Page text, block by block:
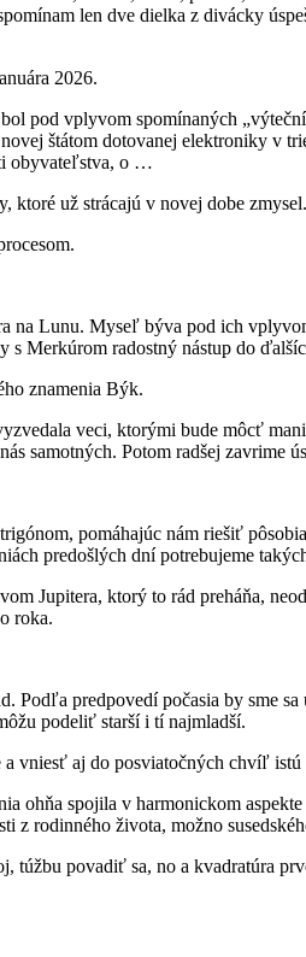
len dve dielka z divácky
2026.
pod vplyvom spomínaných
štátom dotovanej elektroniky v
obyvateľstva, o …
ktoré už strácajú v novej dobe
na Lunu. Myseľ býva pod ich
s Merkúrom radostný nástup do
znamenia Býk.
veci, ktorými bude môcť
samotných. Potom radšej zavrime
pomáhajúc nám riešiť
predošlých dní potrebujeme
Jupitera, ktorý to rád preháňa,
roka.
predpovedí počasia by sme
podeliť starší i tí najmladší.
vniesť aj do posviatočných chvíľ istú
ohňa spojila v harmonickom
rodinného života, možno
túžbu povadiť sa, no a kvadratúra